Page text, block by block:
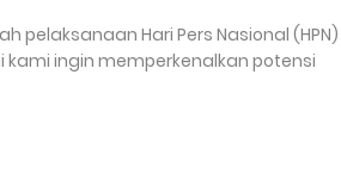
pelaksanaan Hari Pers Nasional (HPN)
ingin memperkenalkan potensi